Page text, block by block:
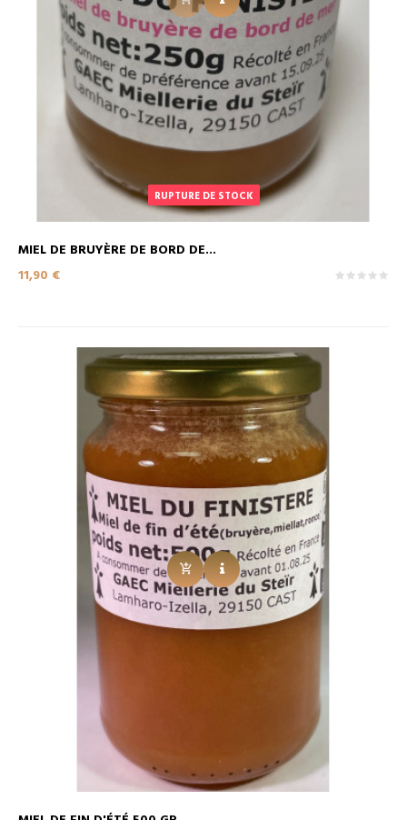
RUPTURE DE STOCK
MIEL DE BRUYÈRE DE BORD DE...
Prix
11,90 €